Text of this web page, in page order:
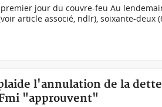
jour du couvre-feu Au
article associé, ndlr), soixante-deux
l'annulation de la
"approuvent"